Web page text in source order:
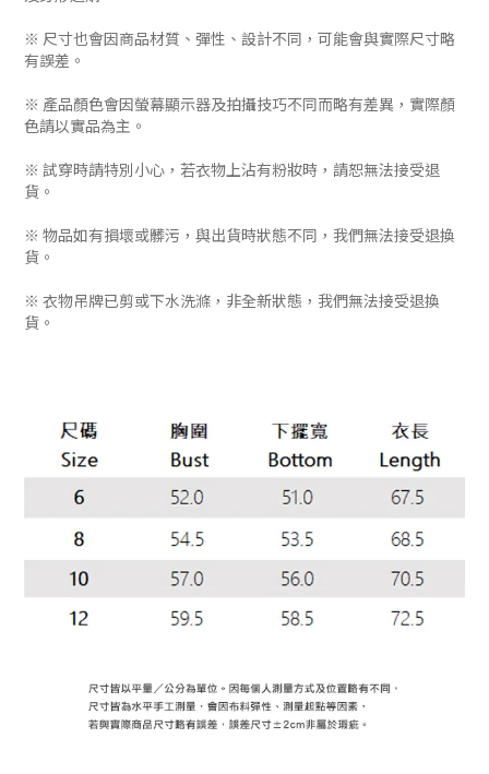
※ 尺寸也會因商品材質、彈性、設計不同，可能會與實際尺寸略
有誤差。
※ 產品顏色會因螢幕顯示器及拍攝技巧不同而略有差異，實際顏
色請以實品為主。
※ 試穿時請特別小心，若衣物上沾有粉妝時，請恕無法接受退
貨。
※ 物品如有損壞或髒污，與出貨時狀態不同，我們無法接受退換
貨。
※ 衣物吊牌已剪或下水洗滌，非全新狀態，我們無法接受退換
貨。